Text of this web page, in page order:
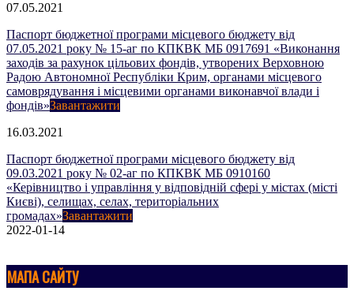
07.05.2021
Паспорт бюджетної програми місцевого бюджету від
07.05.2021 року № 15-аг по КПКВК МБ 0917691 «Виконання
заходів за рахунок цільових фондів, утворених Верховною
Радою Автономної Республіки Крим, органами місцевого
самоврядування і місцевими органами виконавчої влади і
фондів»Завантажити
16.03.2021
Паспорт бюджетної програми місцевого бюджету від
09.03.2021 року № 02-аг по КПКВК МБ 0910160
«Керівництво і управління у відповідній сфері у містах (місті
Києві), селищах, селах, територіальних
громадах»Завантажити
2022-01-14
МАПА САЙТУ